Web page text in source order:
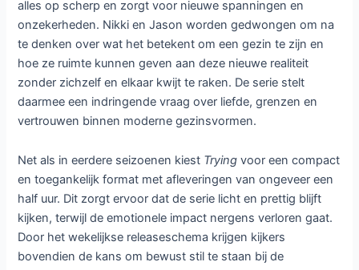
jaren harten verovert met hun oprechte
zoektocht naar een gezin. Wat begon als een
verhaal over een moeizaam adoptietraject is
inmiddels uitgegroeid tot een warme en
herkenbare serie over liefde, familie en alles wat
daarbij komt kijken.
ondanks tegenslagen en onzekerheden hun droom wisten
waar te maken. Met de komst van Princess en Tyler
ontstond er een hecht gezin waarin liefde centraal staat.
De serie nam zelfs een sprong in de tijd, waardoor we
konden zien hoe het gezin zich verder ontwikkelde en
groeide. Toch blijkt in dit nieuwe seizoen dat stabiliteit